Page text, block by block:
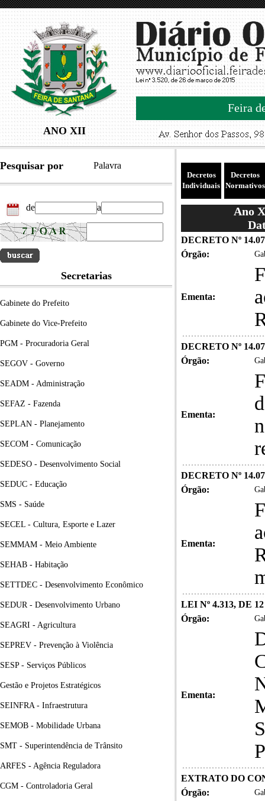
ANO XII
Feira
Pesquisar por Palavra
de a
Secretarias
Gabinete do Prefeito
Gabinete do Vice-Prefeito
PGM - Procuradoria Geral
SEGOV - Governo
SEADM - Administração
SEFAZ - Fazenda
SEPLAN - Planejamento
SECOM - Comunicação
SEDESO - Desenvolvimento Social
SEDUC - Educação
SMS - Saúde
SECEL - Cultura, Esporte e Lazer
SEMMAM - Meio Ambiente
SEHAB - Habitação
SETTDEC - Desenvolvimento Econômico
SEDUR - Desenvolvimento Urbano
SEAGRI - Agricultura
SEPREV - Prevenção à Violência
SESP - Serviços Públicos
Gestão e Projetos Estratégicos
SEINFRA - Infraestrutura
SEMOB - Mobilidade Urbana
SMT - Superintendência de Trânsito
ARFES - Agência Reguladora
CGM - Controladoria Geral
Decretos
Individuais
Decretos
Normativos
Ano
DECRETO Nº
Órgão:
Ementa:
DECRETO Nº
Órgão:
Ementa:
DECRETO Nº
Órgão:
Ementa:
LEI Nº 4.313, DE
Órgão:
Ementa:
EXTRATO DO
Órgão: